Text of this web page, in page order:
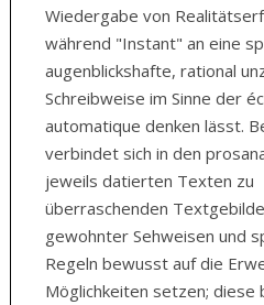
Wiedergabe von
während "Instant" an eine
augenblickshafte, rational
Schreibweise im Sinne der
automatique denken lässt.
verbindet sich in den
jeweils datierten Texten zu
überraschenden
gewohnter Sehweisen und
Regeln bewusst auf die
Möglichkeiten setzen; diese